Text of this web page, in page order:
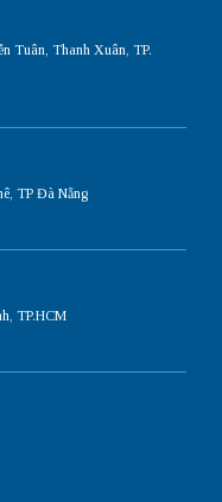
Tuân, Thanh Xuân, TP.
TP Đà Nẵng
TP.HCM